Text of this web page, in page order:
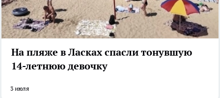
На пляже в Ласках спасли тонувшую
14-летнюю девочку
3 июля